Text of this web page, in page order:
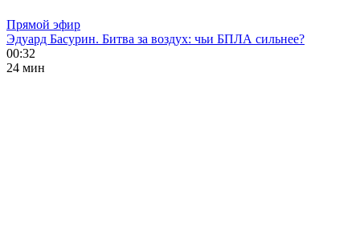
Прямой эфир
Эдуард Басурин. Битва за воздух: чьи БПЛА сильнее?
00:32
24 мин